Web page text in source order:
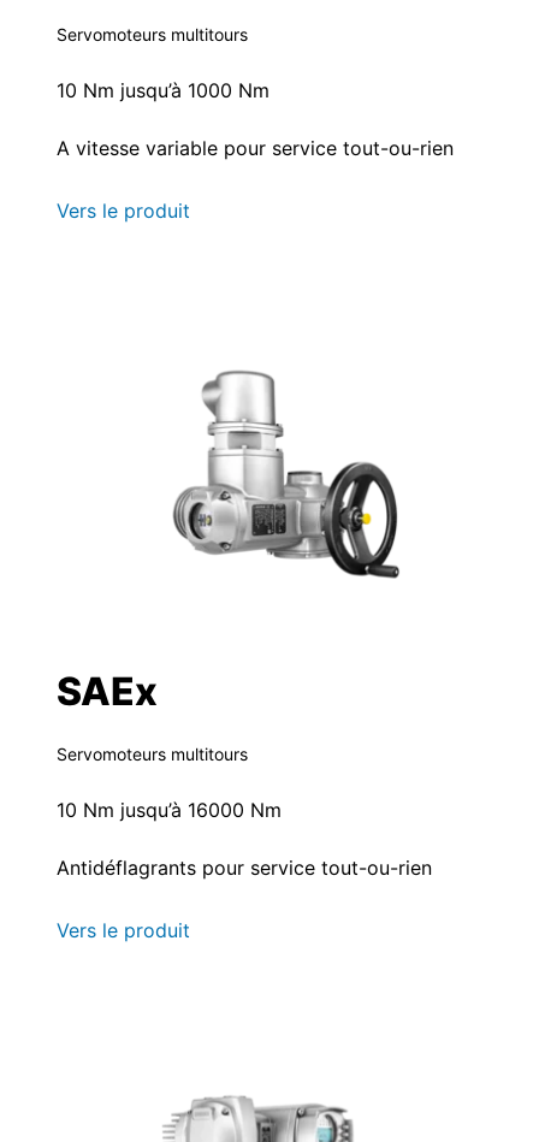
Servomoteurs multitours
10 Nm jusqu’à 1000 Nm
A vitesse variable pour service tout-ou-rien
Vers le produit
SAEx
Servomoteurs multitours
10 Nm jusqu’à 16000 Nm
Antidéflagrants pour service tout-ou-rien
Vers le produit